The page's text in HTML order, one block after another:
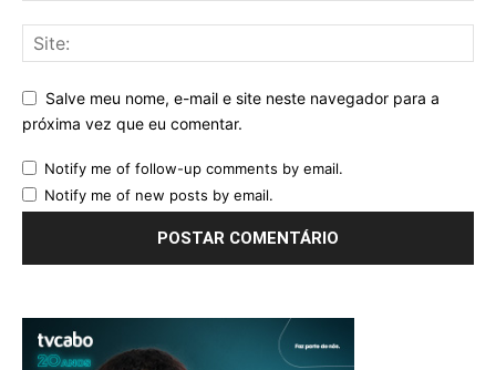
Salve meu nome, e-mail e site neste navegador para a
próxima vez que eu comentar.
Notify me of follow-up comments by email.
Notify me of new posts by email.